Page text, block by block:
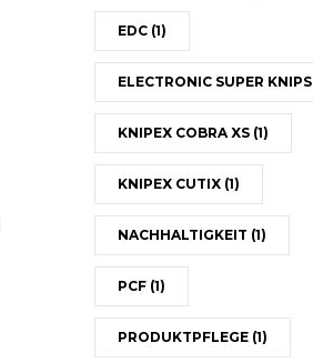
EDC (1)
ELECTRONIC SUPER KNIPS
KNIPEX COBRA XS (1)
KNIPEX CUTIX (1)
NACHHALTIGKEIT (1)
PCF (1)
PRODUKTPFLEGE (1)